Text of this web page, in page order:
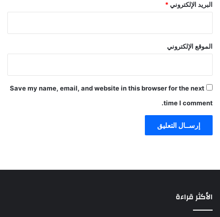
البريد الإلكتروني*
الموقع الإلكتروني
Save my name, email, and website in this browser for the next
time I comment.
الأكثر قراءة